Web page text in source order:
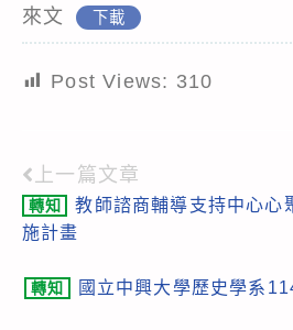
來文 下載
Post Views: 310
Read
more
上一篇文章
轉知
教師諮商輔導支持中心心
施計畫
轉知
國立中興大學歷史學系